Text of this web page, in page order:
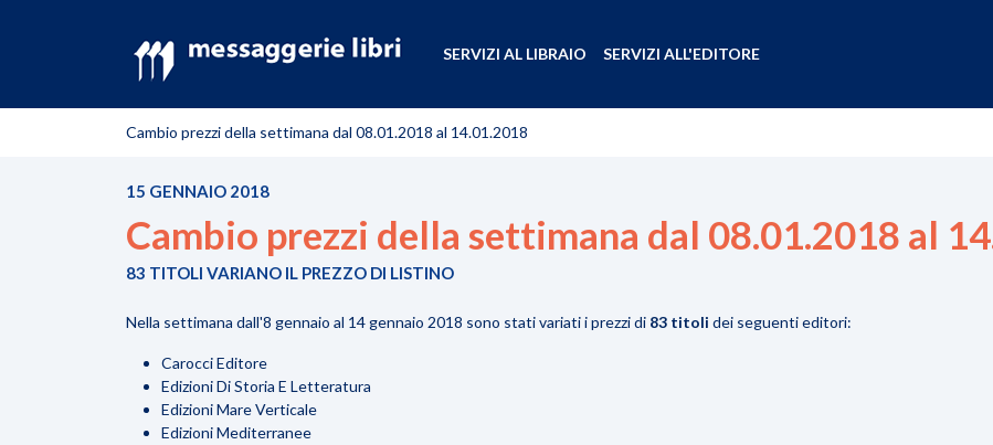
SERVIZI AL LIBRAIO SERVIZI ALL'EDITORE
Cambio prezzi della settimana dal 08.01.2018 al 14.01.2018
15 GENNAIO 2018
Cambio prezzi della settimana dal 08.01.2018 al
83 TITOLI VARIANO IL PREZZO DI LISTINO
Nella settimana dall'8 gennaio al 14 gennaio 2018 sono stati variati i prezzi di 83 titoli dei seguenti editori:
Carocci Editore
Edizioni Di Storia E Letteratura
Edizioni Mare Verticale
Edizioni Mediterranee